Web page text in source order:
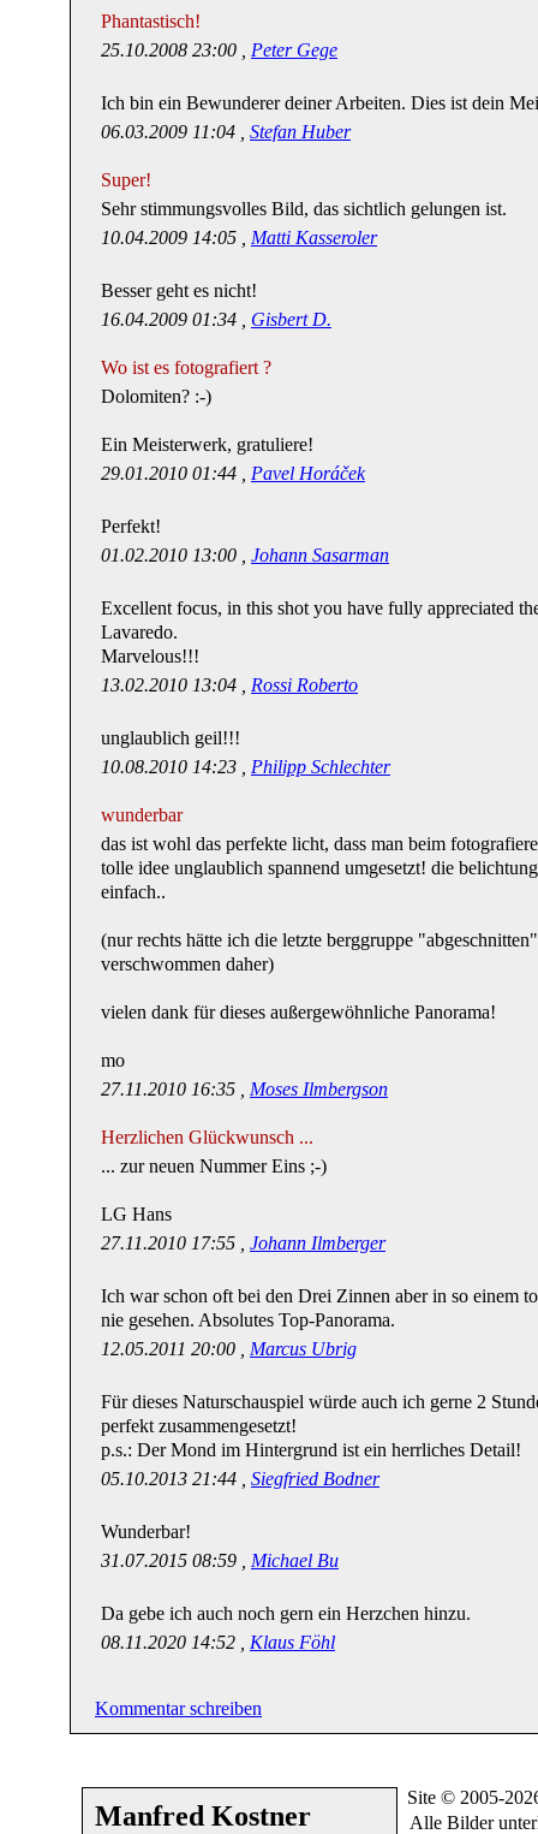
Phantastisch!
25.10.2008 23:00 , Peter Gege
Ich bin ein Bewunderer deiner Arbeiten. Dies ist dein
06.03.2009 11:04 , Stefan Huber
Super!
Sehr stimmungsvolles Bild, das sichtlich gelungen ist.
10.04.2009 14:05 , Matti Kasseroler
Besser geht es nicht!
16.04.2009 01:34 , Gisbert D.
Wo ist es fotografiert ?
Dolomiten? :-)
Ein Meisterwerk, gratuliere!
29.01.2010 01:44 , Pavel Horáček
Perfekt!
01.02.2010 13:00 , Johann Sasarman
Excellent focus, in this shot you have fully appreciated
Lavaredo.
Marvelous!!!
13.02.2010 13:04 , Rossi Roberto
unglaublich geil!!!
10.08.2010 14:23 , Philipp Schlechter
wunderbar
das ist wohl das perfekte licht, dass man beim
tolle idee unglaublich spannend umgesetzt! die
einfach..
(nur rechts hätte ich die letzte berggruppe
verschwommen daher)
vielen dank für dieses außergewöhnliche Panorama!
mo
27.11.2010 16:35 , Moses Ilmbergson
Herzlichen Glückwunsch ...
... zur neuen Nummer Eins ;-)
LG Hans
27.11.2010 17:55 , Johann Ilmberger
Ich war schon oft bei den Drei Zinnen aber in so einem
nie gesehen. Absolutes Top-Panorama.
12.05.2011 20:00 , Marcus Ubrig
Für dieses Naturschauspiel würde auch ich gerne 2
perfekt zusammengesetzt!
p.s.: Der Mond im Hintergrund ist ein herrliches Detail!
05.10.2013 21:44 , Siegfried Bodner
Wunderbar!
31.07.2015 08:59 , Michael Bu
Da gebe ich auch noch gern ein Herzchen hinzu.
08.11.2020 14:52 , Klaus Föhl
Kommentar schreiben
Manfred Kostner
Site © 2005-
Alle Bilder